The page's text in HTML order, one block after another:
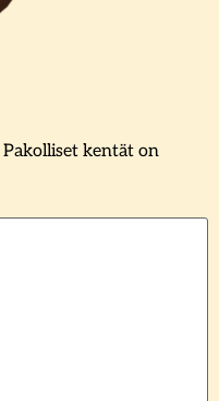
Pakolliset kentät on